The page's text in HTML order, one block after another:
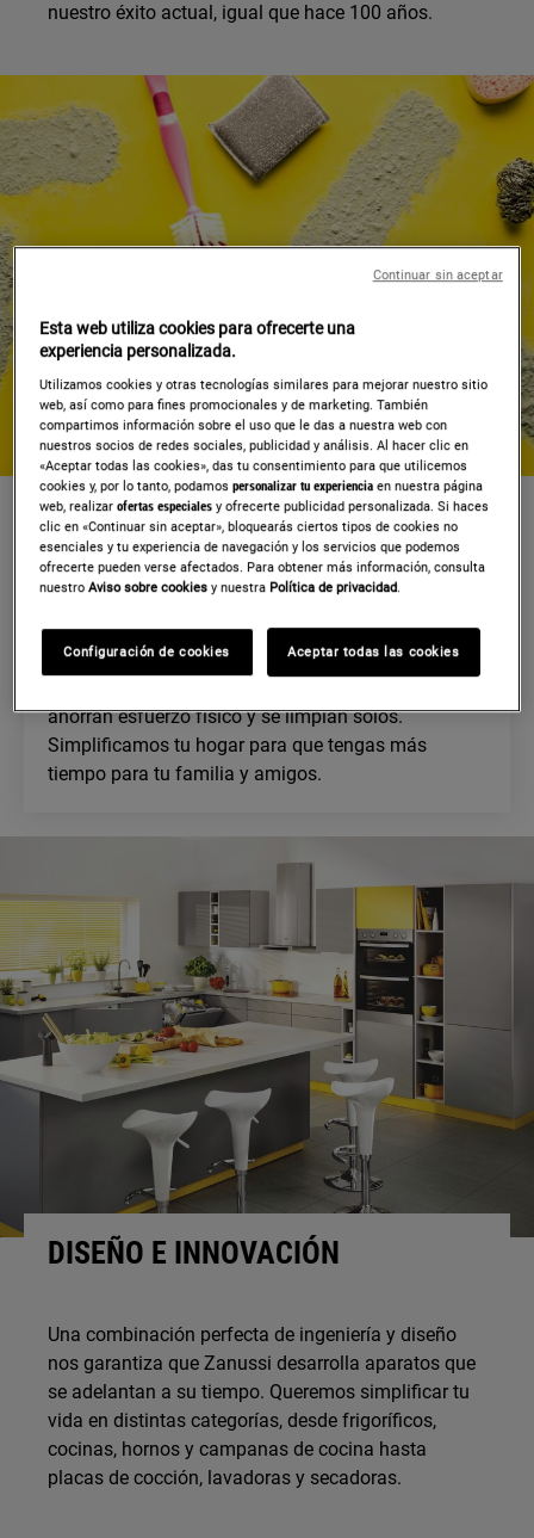
nuestro éxito actual, igual que hace 100 años.
TODO. MÁS FÁCIL.
En los últimos 100 años hemos tenido algunas
ideas inteligentes, todas centradas en lo mismo:
crear productos que te hagan la vida más fácil.
Hemos aligerado la colada con lavadoras de gran
ahorran esfuerzo físico y se limpian solos.
Simplificamos tu hogar para que tengas más
tiempo para tu familia y amigos.
DISEÑO E INNOVACIÓN
Una combinación perfecta de ingeniería y diseño
nos garantiza que Zanussi desarrolla aparatos que
se adelantan a su tiempo. Queremos simplificar tu
vida en distintas categorías, desde frigoríficos,
cocinas, hornos y campanas de cocina hasta
placas de cocción, lavadoras y secadoras.
Esta web utiliza cookies para ofrecerte una
experiencia personalizada.
Utilizamos cookies y otras tecnologías similares para mejorar nuestro sitio
web, así como para fines promocionales y de marketing. También
compartimos información sobre el uso que le das a nuestra web con
nuestros socios de redes sociales, publicidad y análisis. Al hacer clic en
«Aceptar todas las cookies», das tu consentimiento para que utilicemos
cookies y, por lo tanto, podamospersonalizar tu experienciaen nuestra página
web, realizarofertas especiales y ofrecerte publicidad personalizada. Si haces
clic en «Continuar sin aceptar», bloquearás ciertos tipos de cookies no
esenciales y tu experiencia de navegación y los servicios que podemos
ofrecerte pueden verse afectados. Para obtener más información, consulta
nuestroAviso sobre cookies y nuestra Política de privacidad.
Configuración de cookies Aceptar todas las cookies
Continuar sin aceptar